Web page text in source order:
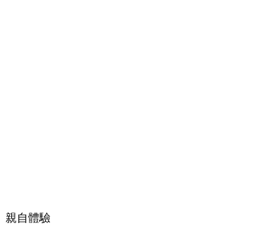
親自體驗